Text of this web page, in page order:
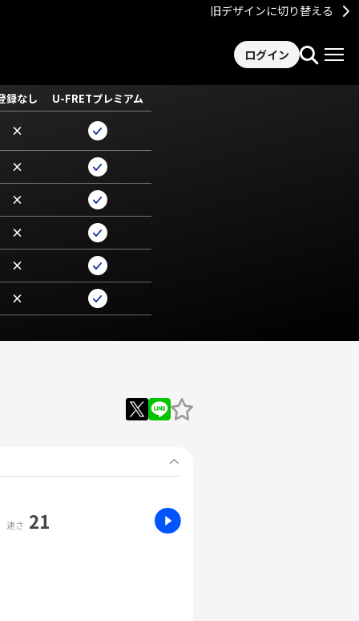
旧デザインに切り替える
ログイン
録なし U-FRETプレミアム
×
×
×
×
×
×
速さ 21